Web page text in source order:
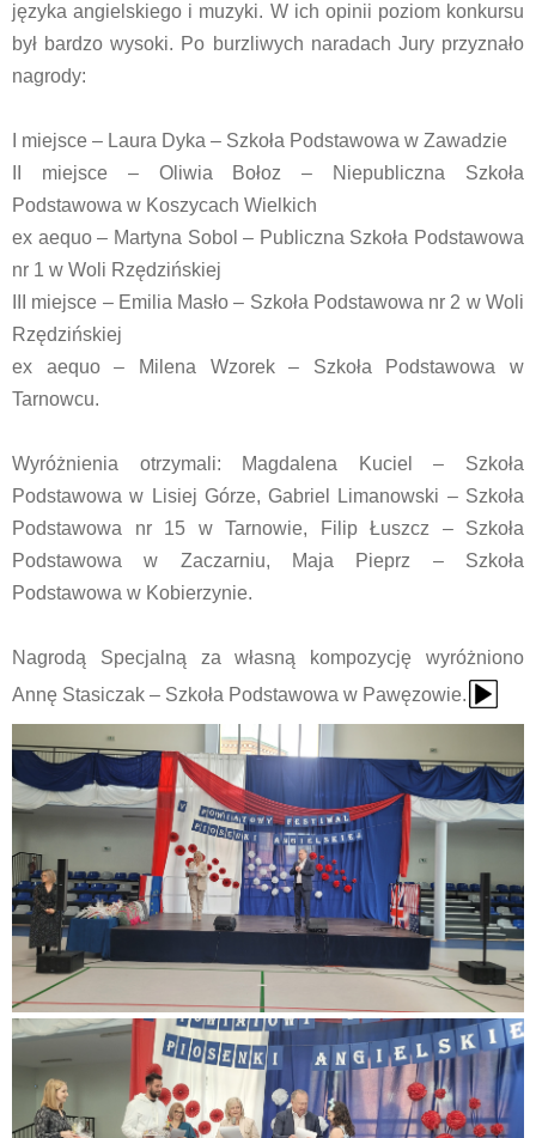
języka angielskiego i muzyki. W ich opinii poziom konkursu
był bardzo wysoki. Po burzliwych naradach Jury przyznało
nagrody:
I miejsce – Laura Dyka – Szkoła Podstawowa w Zawadzie
II miejsce – Oliwia Bołoz – Niepubliczna Szkoła
Podstawowa w Koszycach Wielkich
ex aequo – Martyna Sobol – Publiczna Szkoła Podstawowa
nr 1 w Woli Rzędzińskiej
III miejsce – Emilia Masło – Szkoła Podstawowa nr 2 w Woli
Rzędzińskiej
ex aequo – Milena Wzorek – Szkoła Podstawowa w
Tarnowcu.
Wyróżnienia otrzymali: Magdalena Kuciel – Szkoła
Podstawowa w Lisiej Górze, Gabriel Limanowski – Szkoła
Podstawowa nr 15 w Tarnowie, Filip Łuszcz – Szkoła
Podstawowa w Zaczarniu, Maja Pieprz – Szkoła
Podstawowa w Kobierzynie.
Nagrodą Specjalną za własną kompozycję wyróżniono
Annę Stasiczak – Szkoła Podstawowa w Pawęzowie.
{Play}